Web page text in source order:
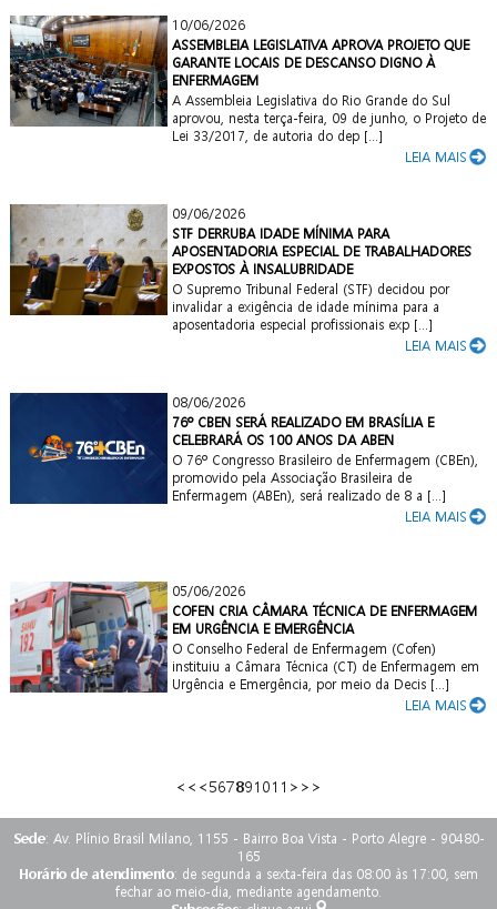
10/06/2026
ASSEMBLEIA LEGISLATIVA APROVA PROJETO QUE
GARANTE LOCAIS DE DESCANSO DIGNO À
ENFERMAGEM
A Assembleia Legislativa do Rio Grande do Sul
aprovou, nesta terça-feira, 09 de junho, o Projeto de
Lei 33/2017, de autoria do dep [...]
LEIA MAIS
09/06/2026
STF DERRUBA IDADE MÍNIMA PARA
APOSENTADORIA ESPECIAL DE TRABALHADORES
EXPOSTOS À INSALUBRIDADE
O Supremo Tribunal Federal (STF) decidou por
invalidar a exigência de idade mínima para a
aposentadoria especial profissionais exp [...]
LEIA MAIS
08/06/2026
76º CBEN SERÁ REALIZADO EM BRASÍLIA E
CELEBRARÁ OS 100 ANOS DA ABEN
O 76º Congresso Brasileiro de Enfermagem (CBEn),
promovido pela Associação Brasileira de
Enfermagem (ABEn), será realizado de 8 a [...]
LEIA MAIS
05/06/2026
COFEN CRIA CÂMARA TÉCNICA DE ENFERMAGEM
EM URGÊNCIA E EMERGÊNCIA
O Conselho Federal de Enfermagem (Cofen)
instituiu a Câmara Técnica (CT) de Enfermagem em
Urgência e Emergência, por meio da Decis [...]
LEIA MAIS
<< <567891011 > >>
Sede: Av. Plínio Brasil Milano, 1155 - Bairro Boa Vista - Porto Alegre - 90480-
165
Horário de atendimento: de segunda a sexta-feira das 08:00 às 17:00, sem
fechar ao meio-dia, mediante agendamento.